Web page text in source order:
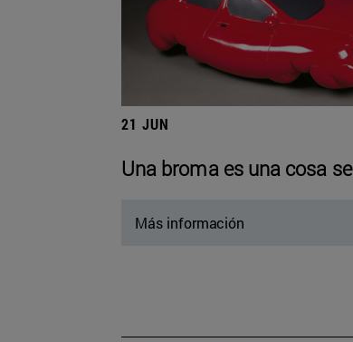
21 JUN
Una broma es una cosa
Más información